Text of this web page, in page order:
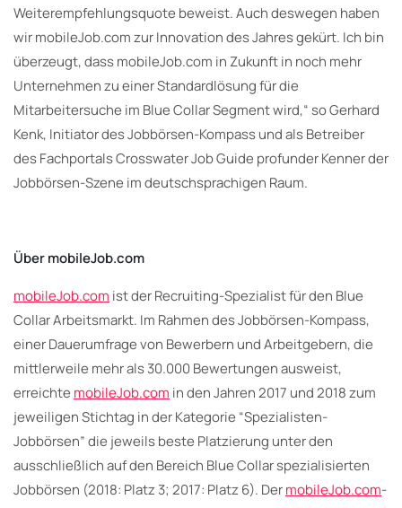
Weiterempfehlungsquote beweist. Auch deswegen haben
wir mobileJob.com zur Innovation des Jahres gekürt. Ich bin
überzeugt, dass mobileJob.com in Zukunft in noch mehr
Unternehmen zu einer Standardlösung für die
Mitarbeitersuche im Blue Collar Segment wird,“ so Gerhard
Kenk, Initiator des Jobbörsen-Kompass und als Betreiber
des Fachportals Crosswater Job Guide profunder Kenner der
Jobbörsen-Szene im deutschsprachigen Raum.
Über mobileJob.com
mobileJob.com ist der Recruiting-Spezialist für den Blue
Collar Arbeitsmarkt. Im Rahmen des Jobbörsen-Kompass,
einer Dauerumfrage von Bewerbern und Arbeitgebern, die
mittlerweile mehr als 30.000 Bewertungen ausweist,
erreichte mobileJob.com in den Jahren 2017 und 2018 zum
jeweiligen Stichtag in der Kategorie “Spezialisten-
Jobbörsen” die jeweils beste Platzierung unter den
ausschließlich auf den Bereich Blue Collar spezialisierten
Jobbörsen (2018: Platz 3; 2017: Platz 6). DermobileJob.com-